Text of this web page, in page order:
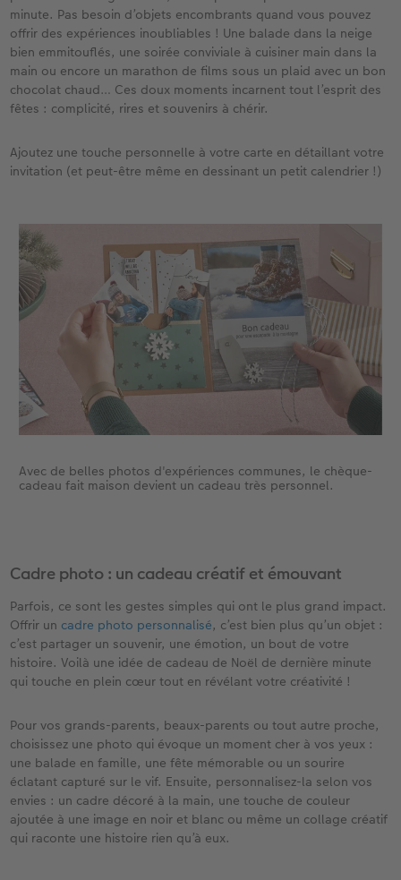
minute. Pas besoin d’objets encombrants quand vous pouvez
offrir des expériences inoubliables ! Une balade dans la neige
bien emmitouflés, une soirée conviviale à cuisiner main dans la
main ou encore un marathon de films sous un plaid avec un bon
chocolat chaud… Ces doux moments incarnent tout l’esprit des
fêtes : complicité, rires et souvenirs à chérir.
Ajoutez une touche personnelle à votre carte en détaillant votre
invitation (et peut-être même en dessinant un petit calendrier !)
Avec de belles photos d'expériences communes, le chèque-
cadeau fait maison devient un cadeau très personnel.
Cadre photo : un cadeau créatif et émouvant​
Parfois, ce sont les gestes simples qui ont le plus grand impact.
Offrir un cadre photo personnalisé, c’est bien plus qu’un objet :
c’est partager un souvenir, une émotion, un bout de votre
histoire. Voilà une idée de cadeau de Noël de dernière minute
qui touche en plein cœur tout en révélant votre créativité !
Pour vos grands-parents, beaux-parents ou tout autre proche,
choisissez une photo qui évoque un moment cher à vos yeux :
une balade en famille, une fête mémorable ou un sourire
éclatant capturé sur le vif. Ensuite, personnalisez-la selon vos
envies : un cadre décoré à la main, une touche de couleur
ajoutée à une image en noir et blanc ou même un collage créatif
qui raconte une histoire rien qu’à eux.